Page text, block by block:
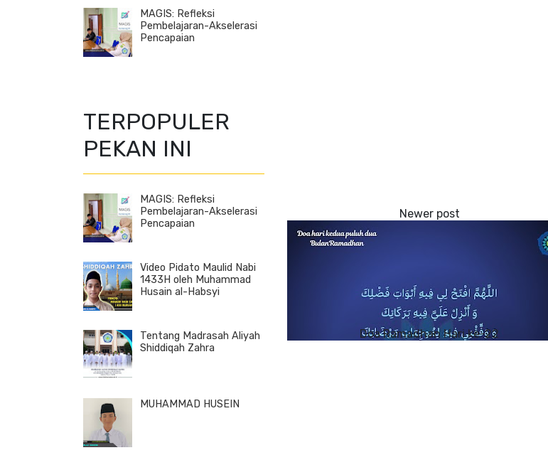
Doa Ramadhan Hari ke-22
MAGIS: Refleksi
Pembelajaran-Akselerasi
Pencapaian
TERPOPULER
PEKAN INI
MAGIS: Refleksi
Pembelajaran-Akselerasi
Pencapaian
Video Pidato Maulid Nabi
1433H oleh Muhammad
Husain al-Habsyi
Tentang Madrasah Aliyah
Shiddiqah Zahra
MUHAMMAD HUSEIN